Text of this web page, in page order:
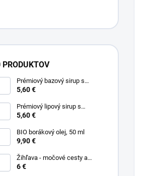
Prémiový bazový sirup s
limetkou a vitam. C
5,60 €
Prémiový lipový sirup s
citrónom a vitamínom C
5,60 €
BIO borákový olej, 50 ml
9,90 €
Žihľava - močové cesty a
prostata, 50 ml
6 €